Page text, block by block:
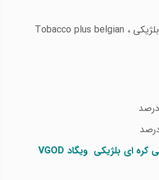
، Tobacco plus belgian
کره ای بلژیکی ویگاد VGOD